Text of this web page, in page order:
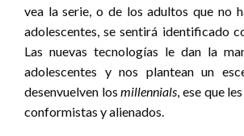
vea la serie, o de los adultos que no
adolescentes, se sentirá identificado
Las nuevas tecnologías le dan la
adolescentes y nos plantean un
desenvuelven losmillennials, ese que
conformistas y alienados.